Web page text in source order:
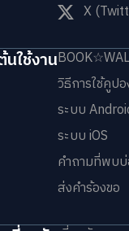
X
นใช้งาน
วิธีการใช้คูป
ระบบ
ระบบ iOS
คำถามที่พบ
ส่งคำร้องขอ